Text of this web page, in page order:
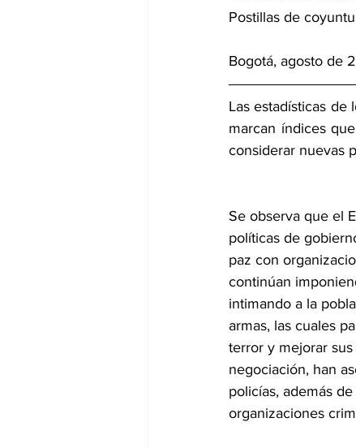
Postillas de
Bogotá, agosto de
Las estadísticas
marcan índices
considerar nuevas
Se observa que el
políticas de
paz con
continúan
intimando a la
armas, las cuales
terror y mejorar
negociación, han
policías, además
organizaciones